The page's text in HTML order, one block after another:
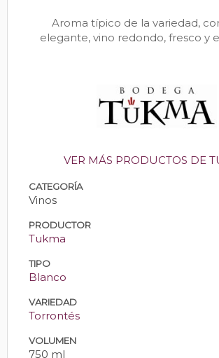
Aroma típico de la variedad,
elegante, vino redondo, fresco y
VER MÁS PRODUCTOS DE
CATEGORÍA
Vinos
PRODUCTOR
Tukma
TIPO
Blanco
VARIEDAD
Torrontés
VOLUMEN
750 ml